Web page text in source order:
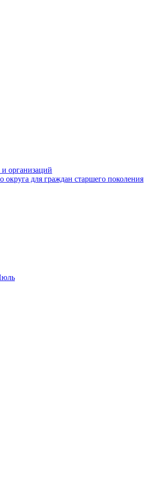
организаций
для граждан старшего поколения